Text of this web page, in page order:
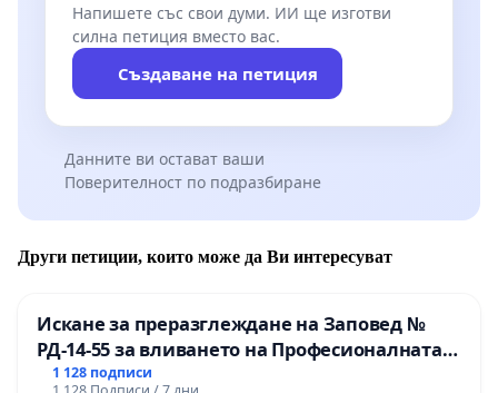
Напишете със свои думи. ИИ ще изготви
силна петиция вместо вас.
Създаване на петиция
Данните ви остават ваши
Поверителност по подразбиране
Други петиции, които може да Ви интересуват
Искане за преразглеждане на Заповед №
РД-14-55 за вливането на Професионалната
гимназия по промишлени технологии в
1 128 подписи